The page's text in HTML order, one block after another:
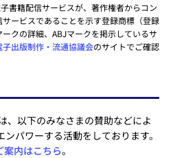
書籍配信サービスが、著作権者からコン
ービスであることを示す登録商標（登録
クの詳細、ABJマークを掲示しているサ
出版制作・流通協議会のサイトでご確認
、以下のみなさまの賛助などによ
パワーする活動をしております。
内はこちら。